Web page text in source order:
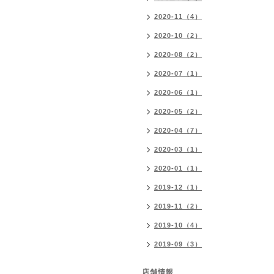
2020-11（4）
2020-10（2）
2020-08（2）
2020-07（1）
2020-06（1）
2020-05（2）
2020-04（7）
2020-03（1）
2020-01（1）
2019-12（1）
2019-11（2）
2019-10（4）
2019-09（3）
店舗情報